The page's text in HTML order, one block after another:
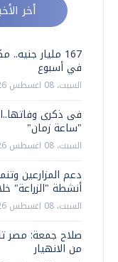
أخر
167 مليار
في أسبوع
السبت، 08 اغسطس 2026 02:36 ص
فى ذكرى
"ساعة زمان"
السبت، 08 اغسطس 2026 02:16 ص
دعم المزارعين
أنشطة "الزراعة"
السبت، 08 اغسطس 2026 01:50 ص
صلاح جمعة: مصر
من الانهيار